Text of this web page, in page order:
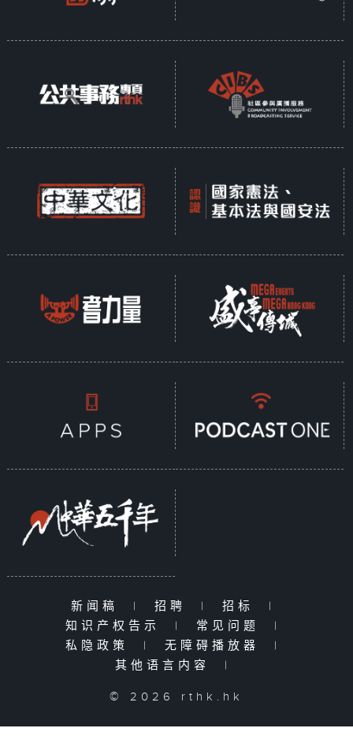
新闻稿 | 招聘 | 招标
|
知识产权告示
| 常见问题
|
私隐政策
| 无障碍播放器
|
其他语言内容
|
© 2026 rthk.hk